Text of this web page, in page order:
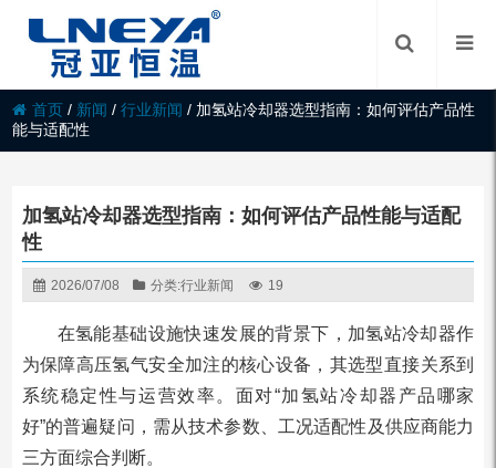
首页 / 新闻 /行业新闻 / 加氢站冷却器选型指南：如何评估产品性
能与适配性
加氢站冷却器选型指南：如何评估产品性能与适配
性
2026/07/08 分类:行业新闻 19
在氢能基础设施快速发展的背景下，加氢站冷却器作
为保障高压氢气安全加注的核心设备，其选型直接关系到
系统稳定性与运营效率。面对“加氢站冷却器产品哪家
好”的普遍疑问，需从技术参数、工况适配性及供应商能力
三方面综合判断。